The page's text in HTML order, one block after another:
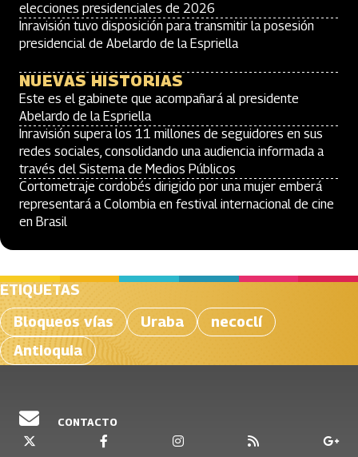
elecciones presidenciales de 2026
Inravisión tuvo disposición para transmitir la posesión
presidencial de Abelardo de la Espriella
NUEVAS HISTORIAS
Este es el gabinete que acompañará al presidente
Abelardo de la Espriella
Inravisión supera los 11 millones de seguidores en sus
redes sociales, consolidando una audiencia informada a
través del Sistema de Medios Públicos
Cortometraje cordobés dirigido por una mujer emberá
representará a Colombia en festival internacional de cine
en Brasil
ETIQUETAS
Bloqueos vías
Uraba
necoclí
Antioquia
CONTACTO